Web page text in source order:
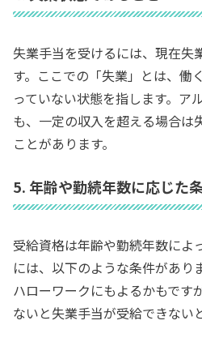
失業手当を受けるには、現在失
す。ここでの「失業」とは、働
っていない状態を指します。ア
も、一定の収入を超える場合は
ことがあります。
5. 年齢や勤続年数に応じた
受給資格は年齢や勤続年数によ
には、以下のような条件があり
ハローワークにもよるかもですが
ないと失業手当が受給できない